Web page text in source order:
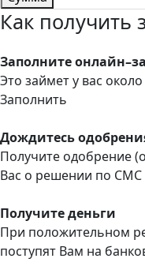
Как получить
Заполните
Это займет у вас
Заполнить
Дождитесь
Получите одобрение
Вас о решении по СМС
Получите деньги
При положительном
поступят Вам на